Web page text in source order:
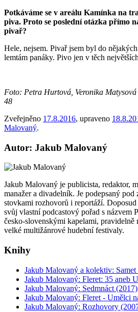
Potkáváme se v areálu Kamínka na
piva. Proto se poslední otázka přímo
pivař?
Hele, nejsem. Pivař jsem byl do
lemtám panáky. Pivo jen v těch
Foto: Petra Hurtová, Veronika
48
Zveřejněno 17.8.2016, upraveno
Malovaný.
Autor: Jakub Malovaný
Jakub Malovaný je publicista, redaktor,
manažer a divadelník. Je podepsaný
stovkami rozhovorů i reportáží.
svůj vlastní podcastový pořad s názvem
česko-slovenskými kapelami, pravidelně
velké multižánrové hudební festivaly.
Knihy
Jakub Malovaný a kolektiv:
Jakub Malovaný: Fleret: 35 aneb
Jakub Malovaný: Sedmnáct (2017)
Jakub Malovaný: Fleret - Umělci
Jakub Malovaný: Rozhovory